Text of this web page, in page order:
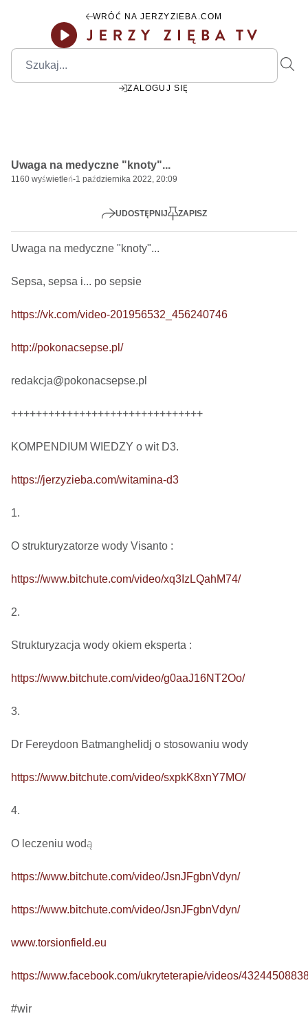
WRÓĆ NA JERZYZIEBA.COM
ZALOGUJ SIĘ
Play
Uwaga na medyczne "knoty"...
1160 wyświetleń-1 października 2022, 20:09
UDOSTĘPNIJ ZAPISZ
Uwaga na medyczne "knoty"...
Sepsa, sepsa i... po sepsie
https://vk.com/video-201956532_456240746
http://pokonacsepse.pl/
redakcja@pokonacsepse.pl
+++++++++++++++++++++++++++++++
KOMPENDIUM WIEDZY o wit D3.
https://jerzyzieba.com/witamina-d3
1.
O strukturyzatorze wody Visanto :
https://www.bitchute.com/video/xq3IzLQahM74/
2.
Strukturyzacja wody okiem eksperta :
https://www.bitchute.com/video/g0aaJ16NT2Oo/
3.
Dr Fereydoon Batmanghelidj o stosowaniu wody
https://www.bitchute.com/video/sxpkK8xnY7MO/
4.
O leczeniu wodą
https://www.bitchute.com/video/JsnJFgbnVdyn/
https://www.bitchute.com/video/JsnJFgbnVdyn/
www.torsionfield.eu
https://www.facebook.com/ukryteterapie/videos/
#wir